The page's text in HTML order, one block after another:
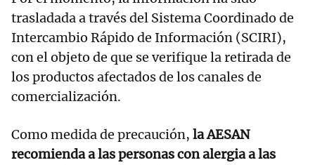
trasladada a través del Sistema Coordinado de
Intercambio Rápido de Información (SCIRI),
con el objeto de que se verifique la retirada de
los productos afectados de los canales de
comercialización.
Como medida de precaución, la AESAN
recomienda a las personas con alergia a las